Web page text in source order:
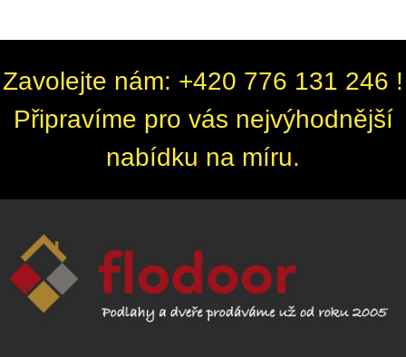
Zavolejte nám: +420 776 131 246 !
Připravíme pro vás nejvýhodnější
nabídku na míru.